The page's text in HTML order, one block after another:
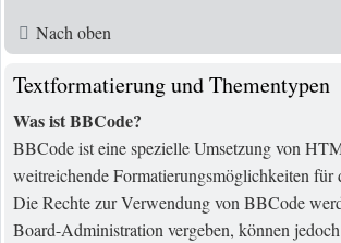
Nach oben
Textformatierung und Thementypen
Was ist BBCode?
BBCode ist eine spezielle Umsetzung von
weitreichende Formatierungsmöglichkeiten für
Die Rechte zur Verwendung von BBCode
Board-Administration vergeben, können